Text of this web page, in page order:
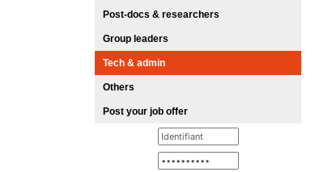
Post-docs & researchers
Group leaders
Tech & admin
Others
Post your job offer